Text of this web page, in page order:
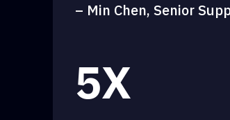
– Min Chen, Senior
5X